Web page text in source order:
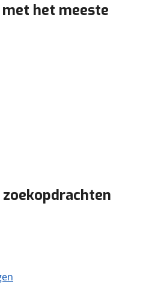
het meeste